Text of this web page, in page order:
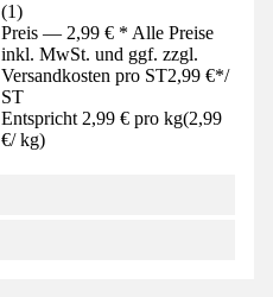
(1)
Preis — 2,99 € * Alle Preise
inkl. MwSt. und ggf. zzgl.
Versandkosten pro ST2,99 €*/
ST
Entspricht 2,99 € pro kg(2,99
€/ kg)